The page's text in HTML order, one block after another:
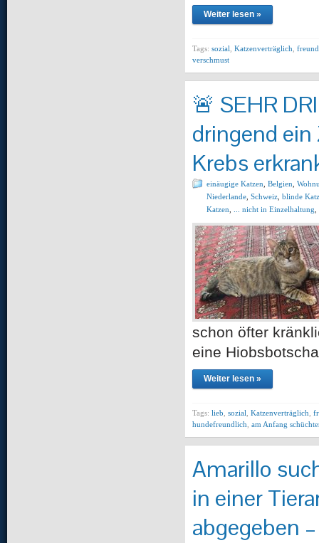
Weiter lesen »
Tags: sozial Katzenverträglich
verschmust
🚨 SEHR
dringend ein
Krebs
einäugige Katzen Belgien
Niederlande Schweiz blinde
Katzen
... nicht in Einzelhaltung
schon öfter
eine
Weiter lesen »
Tags: lieb sozial Katzenverträglich
hundefreundlich am Anfang
Amarillo
in einer
abgegeben